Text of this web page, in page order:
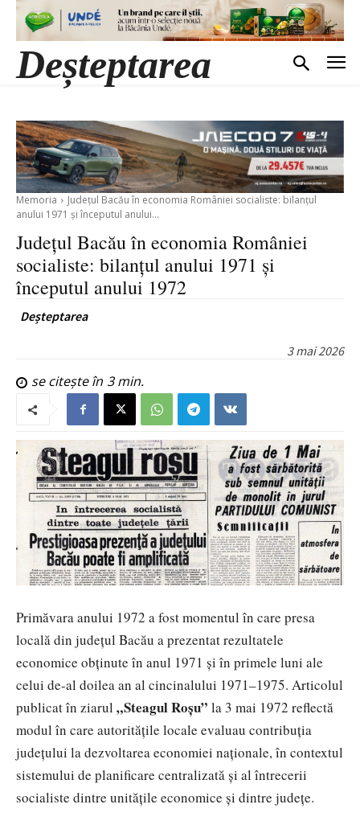
Deșteptarea
Memoria
Județul Bacău în economia României socialiste: bilanțul
anului 1971 și începutul anului...
Județul Bacău în economia României
socialiste: bilanțul anului 1971 și
începutul anului 1972
Deșteptarea
3 mai 2026
se citește în 3min.
Primăvara anului 1972 a fost momentul în care presa
locală din județul Bacău a prezentat rezultatele
economice obținute în anul 1971 și în primele luni ale
celui de-al doilea an al cincinalului 1971–1975. Articolul
publicat în ziarul „Steagul Roșu” la 3 mai 1972 reflectă
modul în care autoritățile locale evaluau contribuția
județului la dezvoltarea economiei naționale, în contextul
sistemului de planificare centralizată și al întrecerii
socialiste dintre unitățile economice și dintre județe.